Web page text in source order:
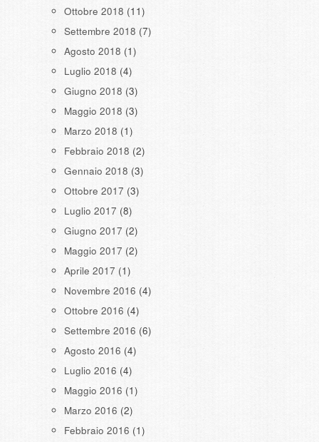
Ottobre 2018 (11)
Settembre 2018 (7)
Agosto 2018 (1)
Luglio 2018 (4)
Giugno 2018 (3)
Maggio 2018 (3)
Marzo 2018 (1)
Febbraio 2018 (2)
Gennaio 2018 (3)
Ottobre 2017 (3)
Luglio 2017 (8)
Giugno 2017 (2)
Maggio 2017 (2)
Aprile 2017 (1)
Novembre 2016 (4)
Ottobre 2016 (4)
Settembre 2016 (6)
Agosto 2016 (4)
Luglio 2016 (4)
Maggio 2016 (1)
Marzo 2016 (2)
Febbraio 2016 (1)